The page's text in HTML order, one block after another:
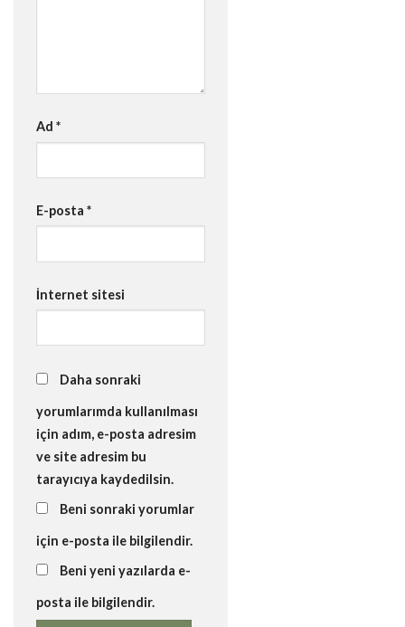
Ad *
E-posta *
İnternet sitesi
Daha sonraki
yorumlarımda kullanılması
için adım, e-posta adresim
ve site adresim bu
tarayıcıya kaydedilsin.
Beni sonraki yorumlar
için e-posta ile bilgilendir.
Beni yeni yazılarda e-
posta ile bilgilendir.